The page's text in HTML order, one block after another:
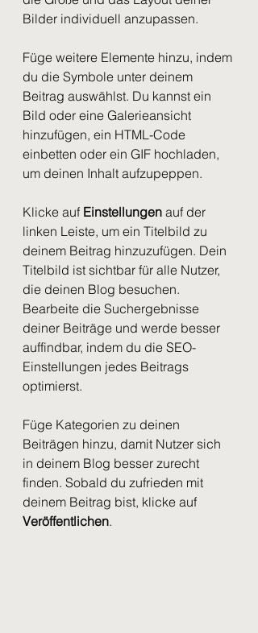
Bilder individuell anzupassen.
Füge weitere Elemente hinzu, indem
du die Symbole unter deinem
Beitrag auswählst. Du kannst ein
Bild oder eine Galerieansicht
hinzufügen, ein HTML-Code
einbetten oder ein GIF hochladen,
um deinen Inhalt aufzupeppen.
Klicke auf Einstellungen auf der
linken Leiste, um ein Titelbild zu
deinem Beitrag hinzuzufügen. Dein
Titelbild ist sichtbar für alle Nutzer,
die deinen Blog besuchen.
Bearbeite die Suchergebnisse
deiner Beiträge und werde besser
auffindbar, indem du die SEO-
Einstellungen jedes Beitrags
optimierst.
Füge Kategorien zu deinen
Beiträgen hinzu, damit Nutzer sich
in deinem Blog besser zurecht
finden. Sobald du zufrieden mit
deinem Beitrag bist, klicke auf
Veröffentlichen.